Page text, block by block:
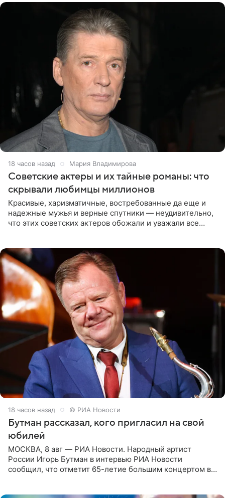
18 часов назад Мария Владимирова
Советские актеры и их тайные романы: что
скрывали любимцы миллионов
Красивые, харизматичные, востребованные да еще и
надежные мужья и верные спутники — неудивительно,
что этих советских актеров обожали и уважали все
18 часов назад © РИА Новости
Бутман рассказал, кого пригласил на свой
юбилей
МОСКВА, 8 авг — РИА Новости. Народный артист
России Игорь Бутман в интервью РИА Новости
сообщил, что отметит 65-летие большим концертом в